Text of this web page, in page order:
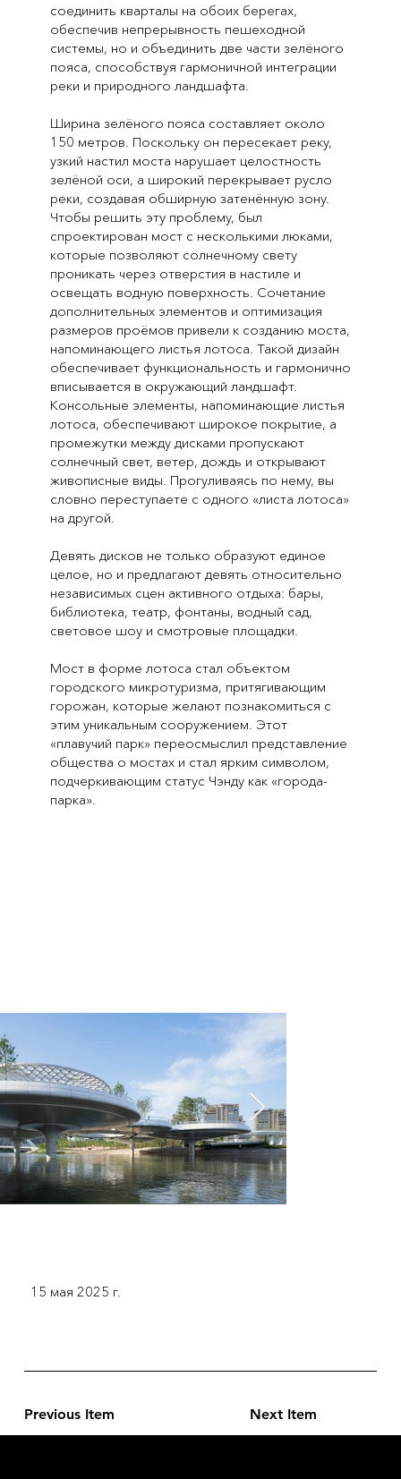
соединить кварталы на обоих берегах,
обеспечив непрерывность пешеходной
системы, но и объединить две части зелёного
пояса, способствуя гармоничной интеграции
реки и природного ландшафта.
Ширина зелёного пояса составляет около
150 метров. Поскольку он пересекает реку,
узкий настил моста нарушает целостность
зелёной оси, а широкий перекрывает русло
реки, создавая обширную затенённую зону.
Чтобы решить эту проблему, был
спроектирован мост с несколькими люками,
которые позволяют солнечному свету
проникать через отверстия в настиле и
освещать водную поверхность. Сочетание
дополнительных элементов и оптимизация
размеров проёмов привели к созданию моста,
напоминающего листья лотоса. Такой дизайн
обеспечивает функциональность и гармонично
вписывается в окружающий ландшафт.
Консольные элементы, напоминающие листья
лотоса, обеспечивают широкое покрытие, а
промежутки между дисками пропускают
солнечный свет, ветер, дождь и открывают
живописные виды. Прогуливаясь по нему, вы
словно переступаете с одного «листа лотоса»
на другой.
Девять дисков не только образуют единое
целое, но и предлагают девять относительно
независимых сцен активного отдыха: бары,
библиотека, театр, фонтаны, водный сад,
световое шоу и смотровые площадки.
Мост в форме лотоса стал объектом
городского микротуризма, притягивающим
горожан, которые желают познакомиться с
этим уникальным сооружением. Этот
«плавучий парк» переосмыслил представление
общества о мостах и стал ярким символом,
подчеркивающим статус Чэнду как «города-
парка».
15 мая 2025 г.
Previous Item Next Item